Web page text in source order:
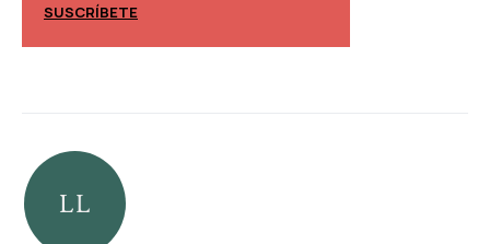
SUSCRÍBETE